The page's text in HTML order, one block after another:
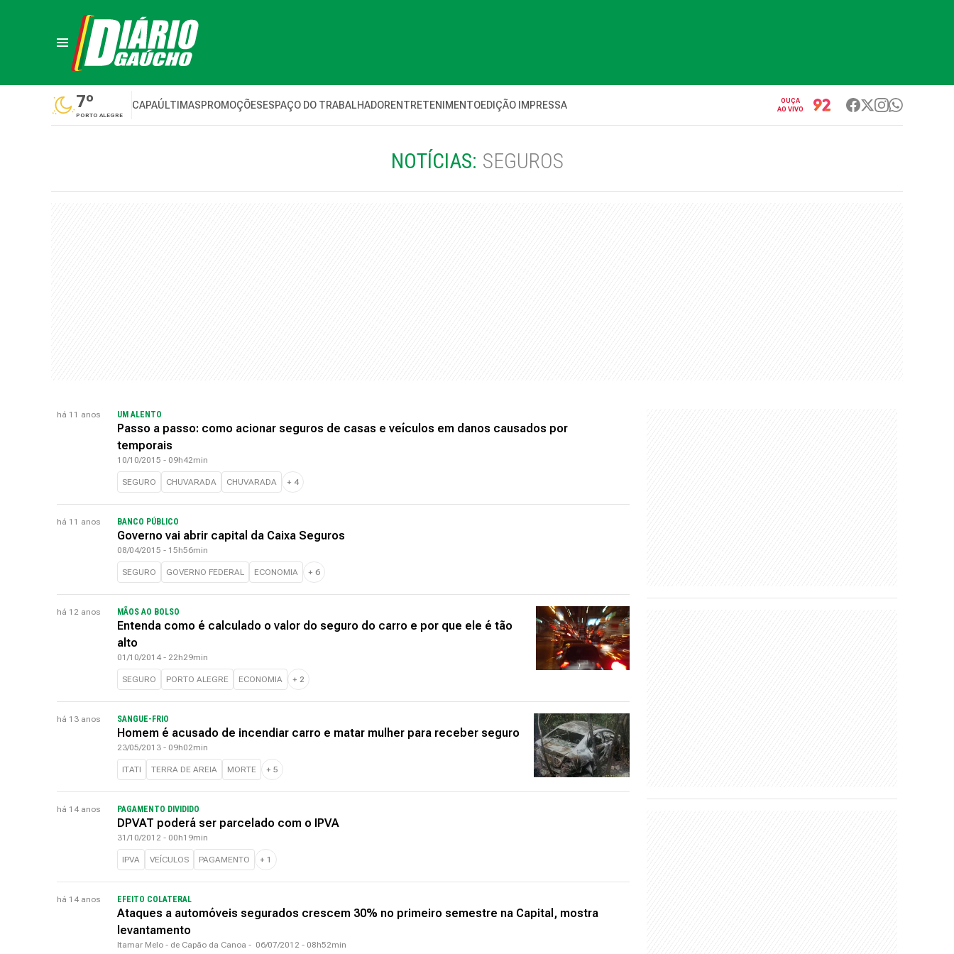
7º
PORTO ALEGRE
CAPAÚLTIMASPROMOÇÕESESPAÇO DO TRABALHADORENTRETENIMENTOEDIÇÃO IMPRESSA
OUÇA
AO VIVO
NOTÍCIAS: SEGUROS
há 11 anos UM ALENTO
Passo a passo: como acionar seguros de casas e veículos em danos causados por
temporais
10/10/2015 - 09h42min
SEGURO CHUVARADA CHUVARADA + 4
há 11 anos BANCO PÚBLICO
Governo vai abrir capital da Caixa Seguros
08/04/2015 - 15h56min
SEGURO GOVERNO FEDERAL ECONOMIA + 6
há 12 anos MÃOS AO BOLSO
Entenda como é calculado o valor do seguro do carro e por que ele é tão
alto
01/10/2014 - 22h29min
SEGURO PORTO ALEGRE ECONOMIA + 2
há 13 anos SANGUE-FRIO
Homem é acusado de incendiar carro e matar mulher para receber seguro
23/05/2013 - 09h02min
ITATI TERRA DE AREIA MORTE + 5
há 14 anos PAGAMENTO DIVIDIDO
DPVAT poderá ser parcelado com o IPVA
31/10/2012 - 00h19min
IPVA VEÍCULOS PAGAMENTO + 1
há 14 anos EFEITO COLATERAL
Ataques a automóveis segurados crescem 30% no primeiro semestre na Capital, mostra
levantamento
Itamar Melo - de Capão da Canoa - 06/07/2012 - 08h52min